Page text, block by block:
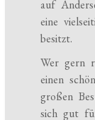
auf
eine
besitzt.
Wer gern
einen
großen
sich gut